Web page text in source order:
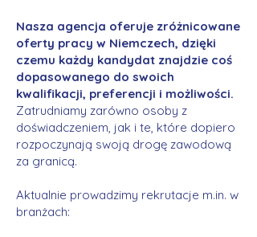
Nasza agencja oferuje zróżnicowane
oferty pracy w Niemczech, dzięki
czemu każdy kandydat znajdzie coś
dopasowanego do swoich
kwalifikacji, preferencji i możliwości.
Zatrudniamy zarówno osoby z
doświadczeniem, jak i te, które dopiero
rozpoczynają swoją drogę zawodową
za granicą.
Aktualnie prowadzimy rekrutacje m.in. w
branżach: